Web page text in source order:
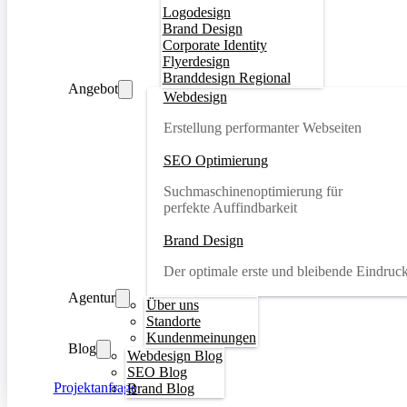
Logodesign
Brand Design
Corporate Identity
Flyerdesign
Branddesign Regional
Angebot
Webdesign
Erstellung performanter Webseiten
SEO Optimierung
Suchmaschinenoptimierung für
perfekte Auffindbarkeit
Brand Design
Der optimale erste und bleibende
Agentur
Über uns
Standorte
Kundenmeinungen
Blog
Webdesign Blog
SEO Blog
Brand Blog
Projektanfrage